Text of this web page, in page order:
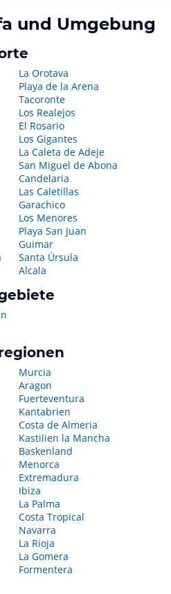
und Umgebung
La Orotava
Playa de la Arena
Tacoronte
Los Realejos
El Rosario
Los Gigantes
La Caleta de Adeje
San Miguel de Abona
Candelaria
Las Caletillas
Garachico
Los Menores
Playa San Juan
Guimar
Santa Úrsula
Alcala
Murcia
Aragon
Fuerteventura
Kantabrien
Costa de Almeria
Kastilien la Mancha
Baskenland
Menorca
Extremadura
Ibiza
La Palma
Costa Tropical
Navarra
La Rioja
La Gomera
Formentera